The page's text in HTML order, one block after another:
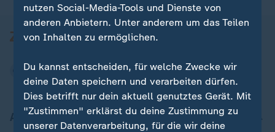
Aktuell bei ZDFheute
nutzen Social-Media-Tools und Dienste von
anderen Anbietern. Unter anderem um das Teilen
von Inhalten zu ermöglichen.
Du kannst entscheiden, für welche Zwecke wir
deine Daten speichern und verarbeiten dürfen.
Dies betrifft nur dein aktuell genutztes Gerät. Mit
"Zustimmen" erklärst du deine Zustimmung zu
unserer Datenverarbeitung, für die wir deine